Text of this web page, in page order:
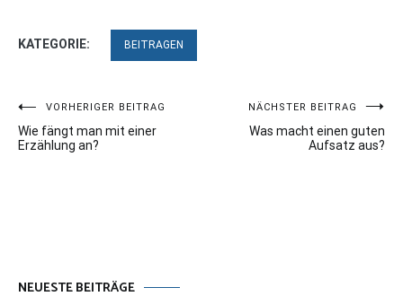
KATEGORIE: BEITRAGEN
Beitragsnavigation
VORHERIGER BEITRAG
Wie fängt man mit einer
Erzählung an?
NÄCHSTER BEITRAG
Was macht einen guten
Aufsatz aus?
NEUESTE BEITRÄGE